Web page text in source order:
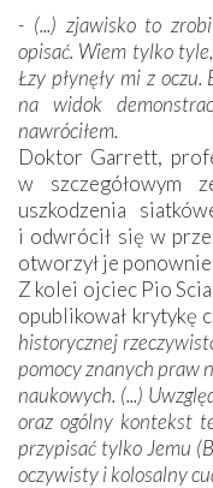
- (...) zjawisko to
opisać. Wiem tylko
Łzy płynęły mi z
na widok
nawróciłem.
Doktor Garrett,
w szczegółowym
uszkodzenia
i odwrócił się w
otworzył je
Z kolei ojciec Pio
opublikował krytykę
historycznej
pomocy znanych praw
naukowych. (...)
oraz ogólny kontekst
przypisać tylko Jemu
oczywisty i kolosalny